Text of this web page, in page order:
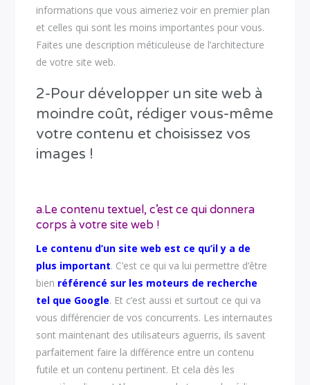
informations que vous aimeriez voir en premier plan
et celles qui sont les moins importantes pour vous.
Faites une description méticuleuse de l’architecture
de votre site web.
2-Pour développer un site web à
moindre coût, rédiger vous-même
votre contenu et choisissez vos
images !
a.Le contenu textuel, c’est ce qui donnera
corps à votre site web !
Le contenu d’un site web est ce qu’il y a de
plus important. C’est ce qui va lui permettre d’être
bien référencé sur les moteurs de recherche
tel que Google. Et c’est aussi et surtout ce qui va
vous différencier de vos concurrents. Les internautes
sont maintenant des utilisateurs aguerris, ils savent
parfaitement faire la différence entre un contenu
futile et un contenu pertinent. Et cela dès les